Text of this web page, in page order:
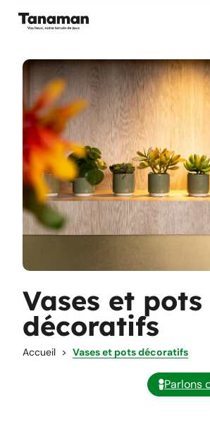
contenu
Vases et pots
décoratifs
Accueil Vases et pots décoratifs
Parlons